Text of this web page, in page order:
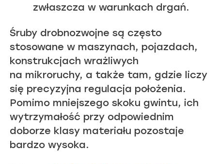
zwłaszcza w warunkach drgań.
Śruby drobnozwojne są często
stosowane w maszynach, pojazdach,
konstrukcjach wrażliwych
na mikroruchy, a także tam, gdzie liczy
się precyzyjna regulacja położenia.
Pomimo mniejszego skoku gwintu, ich
wytrzymałość przy odpowiednim
doborze klasy materiału pozostaje
bardzo wysoka.